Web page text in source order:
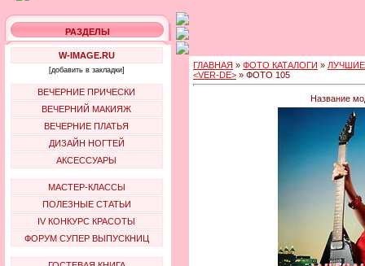
РАЗДЕЛЫ
W-IMAGE.RU
[добавить в закладки]
ВЕЧЕРНИЕ ПРИЧЕСКИ
ВЕЧЕРНИЙ МАКИЯЖ
ВЕЧЕРНИЕ ПЛАТЬЯ
ДИЗАЙН НОГТЕЙ
АКСЕССУАРЫ
МАСТЕР-КЛАССЫ
ПОЛЕЗНЫЕ СТАТЬИ
IV КОНКУРС КРАСОТЫ
ФОРУМ СУПЕР ВЫПУСКНИЦ
ГЛАВНАЯ » ФОТО КАТАЛОГИ »
<VER-DE> » ФОТО 105
Название